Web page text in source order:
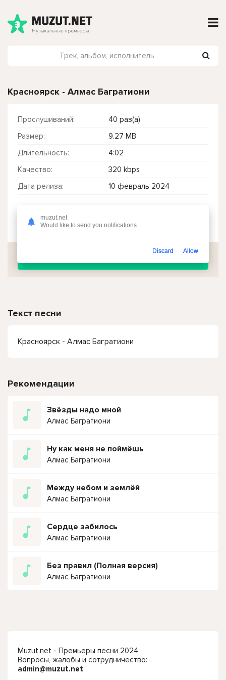
Красноярск - Алмас Багратиони
Прослушиваний:
40 раз(а)
Размер:
9.27 MB
Длительность:
4:02
Качество:
320 kbps
Дата релиза:
10 февраль 2024
Текст песни
Красноярск - Алмас Багратиони
Рекомендации
Звёзды надо мной
Алмас Багратиони
Ну как меня не поймёшь
Алмас Багратиони
Между небом и землёй
Алмас Багратиони
Сердце забилось
Алмас Багратиони
Без правил (Полная версия)
Алмас Багратиони
Muzut.net - Премьеры песни 2024
Вопросы, жалобы и сотрудничество:
admin@muzut.net
muzut.net
Would like to send you notifications
Discard Allow